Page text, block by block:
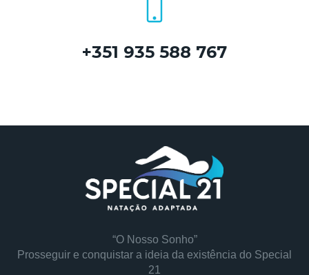
+351 935 588 767
“O Nosso Sonho”
Prosseguir e conquistar a ideia da existência do Special
21